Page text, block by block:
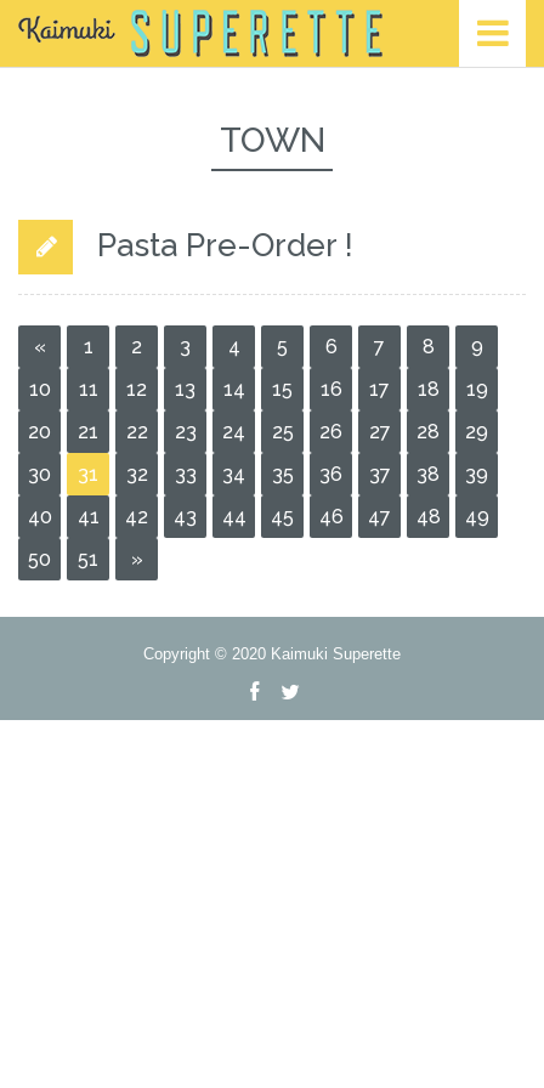
TOWN
Pasta Pre-Order !
« 1 2 3 4 5 6 7 8
9
10
11 12 13 14 15 16 17 18
19
20
21 22 23 24 25 26 27 28
29
30
31 32 33 34 35 36 37 38
39
40
41 42 43 44 45 46 47 48
49
50
51 »
Copyright © 2020 Kaimuki Superette